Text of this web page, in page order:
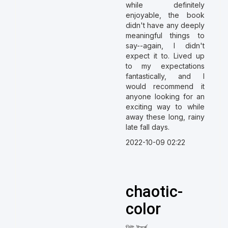
while definitely
enjoyable, the book
didn't have any deeply
meaningful things to
say--again, I didn't
expect it to. Lived up
to my expectations
fantastically, and I
would recommend it
anyone looking for an
exciting way to while
away these long, rainy
late fall days.
2022-10-09 02:22
chaotic-
color